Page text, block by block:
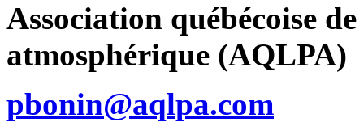
Association québécoise
atmosphérique (AQLPA)
pbonin@aqlpa.com